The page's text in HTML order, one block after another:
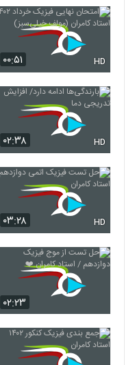
۰۰:۵۱ HD
۰۲:۳۸ HD
۰۳:۲۸ HD
۰۲:۲۳